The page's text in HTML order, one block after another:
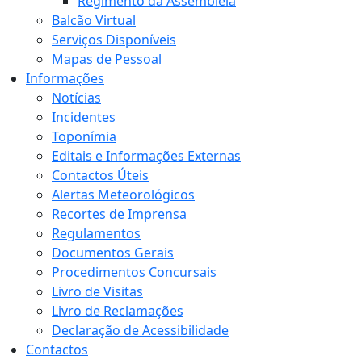
Balcão Virtual
Serviços Disponíveis
Mapas de Pessoal
Informações
Notícias
Incidentes
Toponímia
Editais e Informações Externas
Contactos Úteis
Alertas Meteorológicos
Recortes de Imprensa
Regulamentos
Documentos Gerais
Procedimentos Concursais
Livro de Visitas
Livro de Reclamações
Declaração de Acessibilidade
Contactos